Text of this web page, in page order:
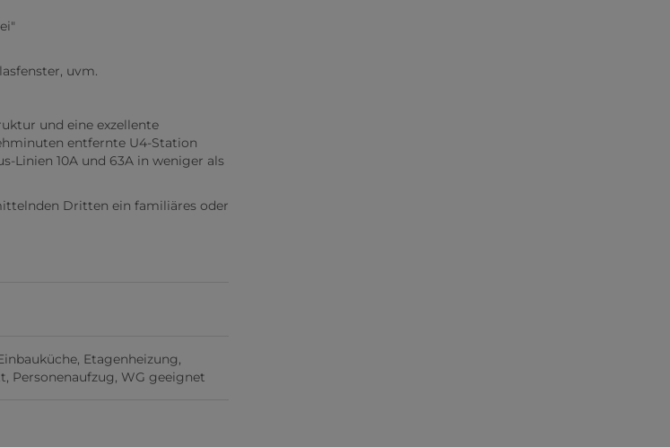
uvm.
und eine exzellente
entfernte U4-Station
Linien 10A und 63A in weniger als
Dritten ein familiäres oder
Etagenheizung
Personenaufzug WG geeignet